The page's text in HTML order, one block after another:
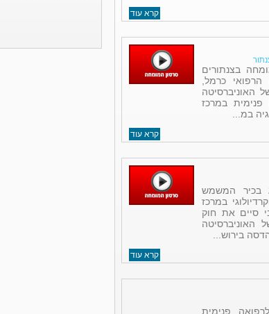
קרא עוד
קרא עוד
בצנתורים
הרפואי כרמל,
האוניברסיטה
במרכז
במ...
קרא עוד
בכיר המשמש
במרכז
סיים את חוק
האוניברסיטה
בירוש...
פנימית